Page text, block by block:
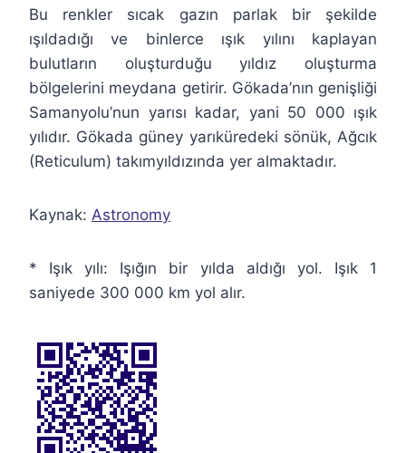
Bu renkler sıcak gazın parlak bir şekilde
ışıldadığı ve binlerce ışık yılını kaplayan
bulutların oluşturduğu yıldız oluşturma
bölgelerini meydana getirir. Gökada’nın genişliği
Samanyolu’nun yarısı kadar, yani 50 000 ışık
yılıdır. Gökada güney yarıküredeki sönük, Ağcık
(Reticulum) takımyıldızında yer almaktadır.
Kaynak: Astronomy
* Işık yılı: Işığın bir yılda aldığı yol. Işık 1
saniyede 300 000 km yol alır.